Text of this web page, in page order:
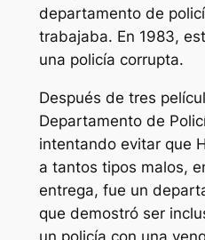
departamento de
trabajaba. En 1983,
una policía corrupta.
Después de tres
Departamento de
intentando evitar que
a tantos tipos malos,
entrega, fue un
que demostró ser
un policía con una